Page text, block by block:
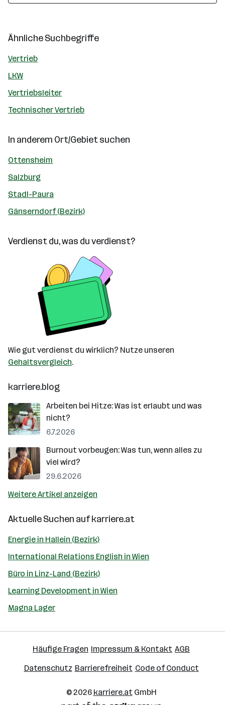
Ähnliche Suchbegriffe
Vertrieb
LKW
Vertriebsleiter
Technischer Vertrieb
In anderem Ort/Gebiet suchen
Ottensheim
Salzburg
Stadl-Paura
Gänserndorf (Bezirk)
Verdienst du, was du verdienst?
Wie gut verdienst du wirklich? Nutze unseren
Gehaltsvergleich.
karriere.blog
Arbeiten bei Hitze: Was ist erlaubt und was
nicht?
6.7.2026
Burnout vorbeugen: Was tun, wenn alles zu
viel wird?
29.6.2026
Weitere Artikel anzeigen
Aktuelle Suchen aufkarriere.at
Energie in Hallein (Bezirk)
International Relations English in Wien
Büro in Linz-Land (Bezirk)
Learning Development in Wien
Magna Lager
Häufige Fragen Impressum & Kontakt AGB
Datenschutz Barrierefreiheit Code of Conduct
© 2026 karriere.atGmbH